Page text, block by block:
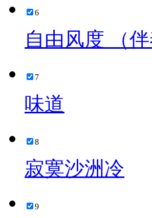
6
自由风度 （伴
7
味道
8
寂寞沙洲冷
9